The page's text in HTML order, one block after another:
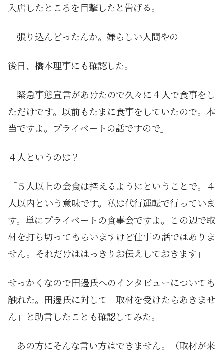
入店したところを目撃したと告げる。
「張り込んどったんか。嫌らしい人間やの」
後日、橋本理事にも確認した。
「緊急事態宣言があけたので久々に４人で食事をし
ただけです。以前もたまに食事をしていたので。本
当ですよ。プライベートの話ですので」
４人というのは？
「５人以上の会食は控えるようにということで。４
人以内という意味です。私は代行運転で行っていま
す。単にプライベートの食事会ですよ。この辺で取
材を打ち切ってもらいますけど仕事の話ではありま
せん。それだけははっきりお伝えしておきます」
せっかくなので田邊氏へのインタビューについても
触れた。田邊氏に対して「取材を受けたらあきませ
ん」と助言したことも確認してみた。
「あの方にそんな言い方はできません。（取材が来